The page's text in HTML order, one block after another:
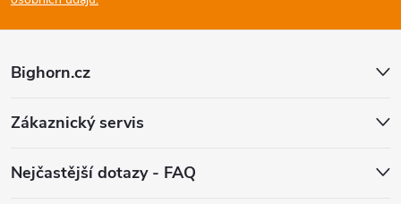
a
Bighorn.cz
Zákaznický servis
Nejčastější dotazy - FAQ